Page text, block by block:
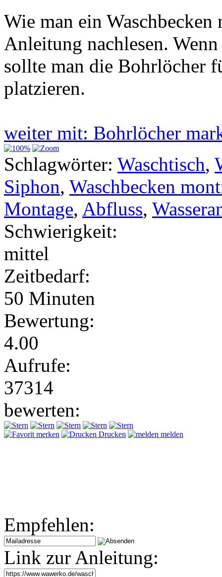
Wie man ein
Anleitung nachlesen.
sollte man die Bohrlöcher
platzieren.
weiter mit: Bohrlöcher
Schlagwörter: Waschtisch,
Siphon, Waschbecken
Montage, Abfluss,
Schwierigkeit:
mittel
Zeitbedarf:
50 Minuten
Bewertung:
4.00
Aufrufe:
37314
bewerten:
merken Drucken melden
Empfehlen:
Link zur Anleitung: